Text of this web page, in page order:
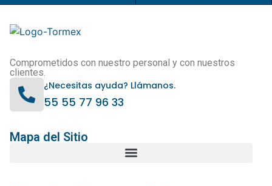
Comprometidos con nuestro personal y con nuestros
clientes.
¿Necesitas ayuda? Llámanos.
55 55 77 96 33
Mapa del Sitio